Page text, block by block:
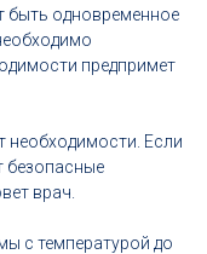
быть одновременное
предпримет
необходимости. Если
безопасные
врач.
с температурой до